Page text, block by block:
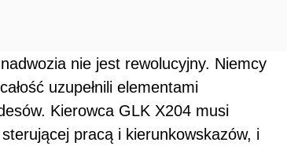
nie jest rewolucyjny. Niemcy
uzupełnili elementami
Kierowca GLK X204 musi
pracą i kierunkowskazów, i